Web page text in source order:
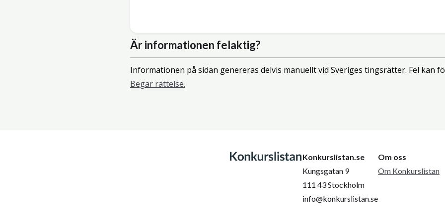
Är informationen felaktig?
Informationen på sidan genereras delvis manuellt vid Sveriges tingsrätter. Fel kan
Begär rättelse.
Konkurslistan.se
Kungsgatan 9
111 43 Stockholm
info@konkurslistan.se
Om oss
Om Konkurslistan